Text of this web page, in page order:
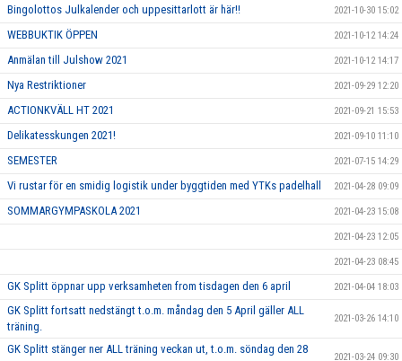
Bingolottos Julkalender och uppesittarlott är här!! 2021-10-30 15:02
WEBBUKTIK ÖPPEN 2021-10-12 14:24
Anmälan till Julshow 2021 2021-10-12 14:17
Nya Restriktioner 2021-09-29 12:20
ACTIONKVÄLL HT 2021 2021-09-21 15:53
Delikatesskungen 2021! 2021-09-10 11:10
SEMESTER 2021-07-15 14:29
Vi rustar för en smidig logistik under byggtiden med YTKs padelhall 2021-04-28 09:09
SOMMARGYMPASKOLA 2021 2021-04-23 15:08
2021-04-23 12:05
2021-04-23 08:45
GK Splitt öppnar upp verksamheten from tisdagen den 6 april 2021-04-04 18:03
GK Splitt fortsatt nedstängt t.o.m. måndag den 5 April gäller ALL
träning.
2021-03-26 14:10
GK Splitt stänger ner ALL träning veckan ut, t.o.m. söndag den 28
2021-03-24 09:30